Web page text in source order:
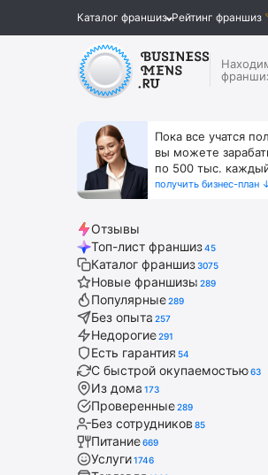
Каталог франшиз Рейтинг франшиз
Пока все учатся
вы можете
по 500 тыс.
получить бизнес-план
Отзывы
Топ-лист франшиз45
Каталог франшиз3075
Новые франшизы 289
Популярные289
Без опыта 257
Недорогие291
Есть гарантия 54
С быстрой окупаемостью63
Из дома 173
Проверенные289
Без сотрудников 85
Питание669
Услуги1746